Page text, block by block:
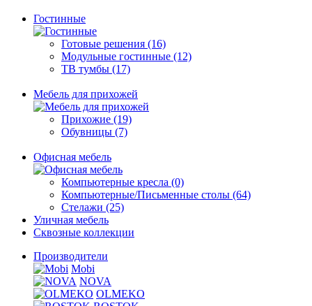
Гостинные
Готовые решения (16)
Модульные гостинные (12)
ТВ тумбы (17)
Мебель для прихожей
Прихожие (19)
Обувницы (7)
Офисная мебель
Компьютерные кресла (0)
Компьютерные/Письменные столы (64)
Стелажи (25)
Уличная мебель
Сквозные коллекции
Производители
Mobi
NOVA
OLMEKO